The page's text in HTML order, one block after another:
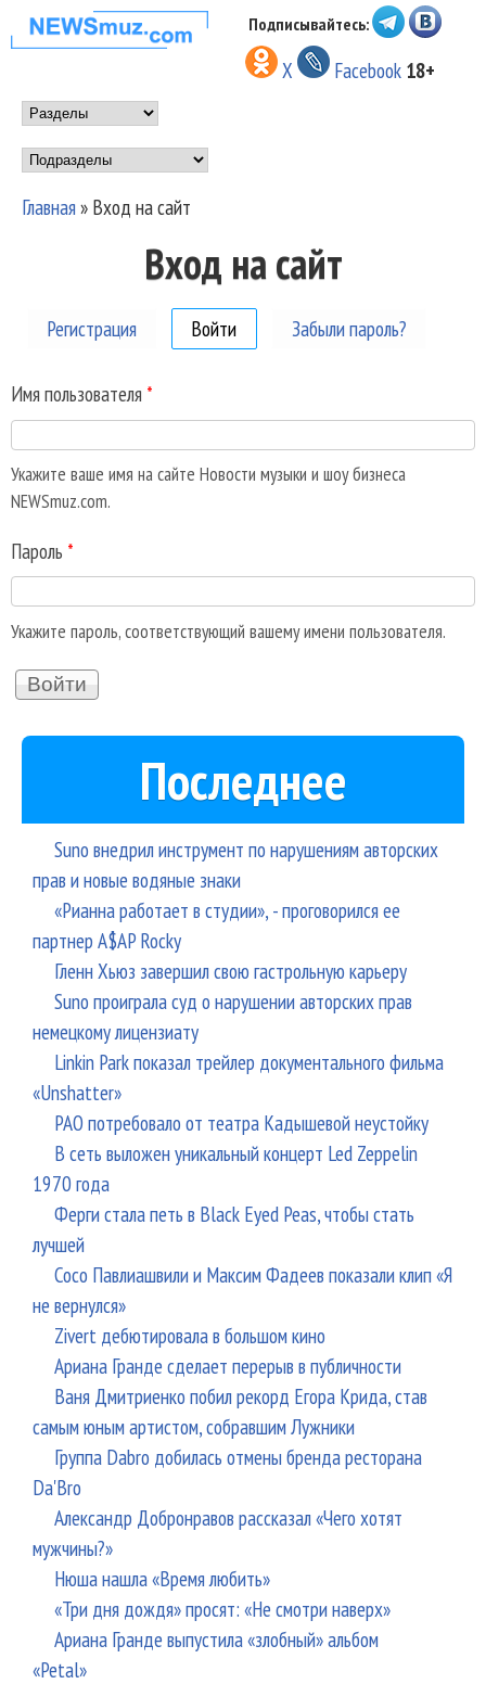
Перейти к основному
содержанию
НОВОСТИ
МУЗЫКИ И
ШОУ БИЗНЕСА
NEWSMUZ.COM
Подписывайтесь:
X Facebook 18+
Main menu
Подразделы
Вы здесь
Главная» Вход на сайт
Вход на сайт
Регистрация Войти (активная вкладка)
Забыли пароль?
Имя пользователя *
Укажите ваше имя на сайте Новости музыки и шоу бизнеса
NEWSmuz.com.
Пароль *
Укажите пароль, соответствующий вашему имени пользователя.
Последнее
Suno внедрил инструмент по нарушениям авторских
прав и новые водяные знаки
«Рианна работает в студии», - проговорился ее
партнер A$AP Rocky
Гленн Хьюз завершил свою гастрольную карьеру
Suno проиграла суд о нарушении авторских прав
немецкому лицензиату
Linkin Park показал трейлер документального фильма
«Unshatter»
РАО потребовало от театра Кадышевой неустойку
В сеть выложен уникальный концерт Led Zeppelin
1970 года
Ферги стала петь в Black Eyed Peas, чтобы стать
лучшей
Сосо Павлиашвили и Максим Фадеев показали клип «Я
не вернулся»
Zivert дебютировала в большом кино
Ариана Гранде сделает перерыв в публичности
Ваня Дмитриенко побил рекорд Егора Крида, став
самым юным артистом, собравшим Лужники
Группа Dabro добилась отмены бренда ресторана
Da'Bro
Александр Добронравов рассказал «Чего хотят
мужчины?»
Нюша нашла «Время любить»
«Три дня дождя» просят: «Не смотри наверх»
Ариана Гранде выпустила «злобный» альбом
«Petal»